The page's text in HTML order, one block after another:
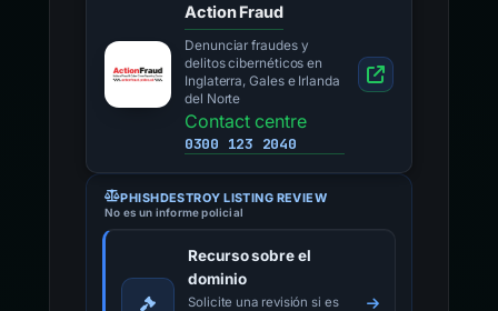
Action Fraud
Denunciar fraudes y
delitos cibernéticos en
Inglaterra, Gales e Irlanda
del Norte
Contact centre
0300 123 2040
PHISHDESTROY LISTING REVIEW
No es un informe policial
Recurso sobre el
dominio
Solicite una revisión si es